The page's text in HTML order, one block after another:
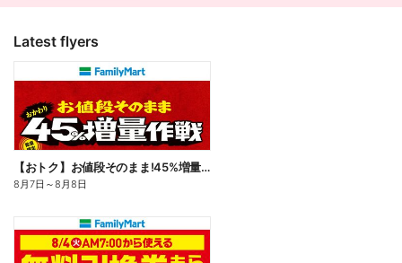
Latest flyers
【おトク】お値段そのまま!45%増量作戦!
8月7日 ～8月8日